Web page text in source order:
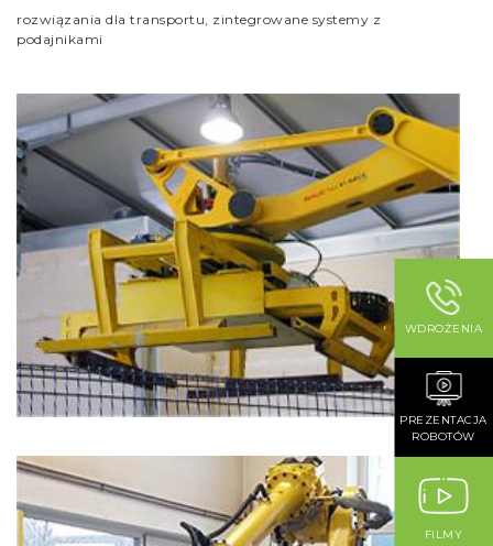
rozwiązania dla transportu, zintegrowane systemy z
podajnikami
WDROŻENIA
PREZENTACJA
ROBOTÓW
FILMY